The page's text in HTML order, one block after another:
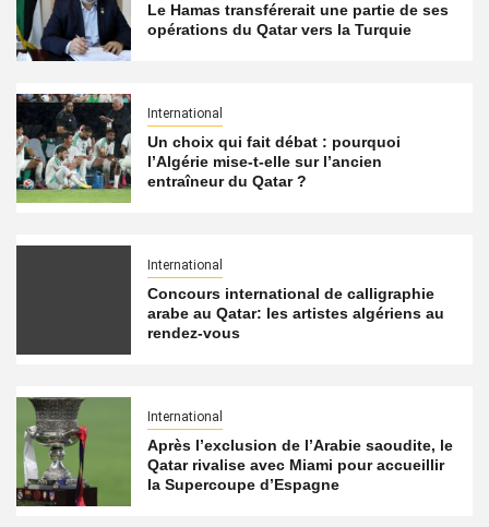
Le Hamas transférerait une partie de ses
opérations du Qatar vers la Turquie
International
Un choix qui fait débat : pourquoi
l’Algérie mise-t-elle sur l’ancien
entraîneur du Qatar ?
International
Concours international de calligraphie
arabe au Qatar: les artistes algériens au
rendez-vous
International
Après l’exclusion de l’Arabie saoudite, le
Qatar rivalise avec Miami pour accueillir
la Supercoupe d’Espagne